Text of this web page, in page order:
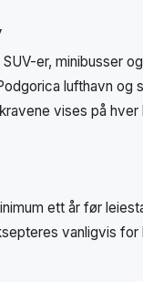
er, minibusser
lufthavn og
vises på
ett år før
vanligvis